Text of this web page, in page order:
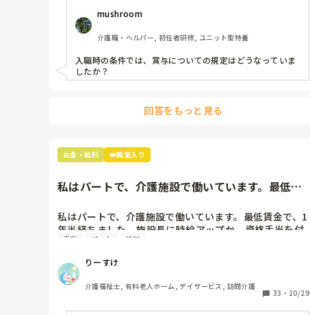
mushroom
介護職・ヘルパー, 初任者研修, ユニット型特養
入職時の条件では、賞与についての規定はどうなっていま
したか？
回答をもっと見る
お金・給料 👑殿堂入り
私はパートで、介護施設で働いています。最低賃
私はパートで、介護施設で働いています。最低賃金で、1
年半経ちました。施設長に時給アップか、資格手当を付
けて下さいっと相談したところ
付けられる？って怒られました。
ショックですが、職員さん、手当なしでよく働いている
なぁって
パートって、資格手当つかないのですか？
手当 パート 給料
りーすけ
介護福祉士, 有料老人ホーム, デイサービス, 訪問介護
33 ・ 10/29